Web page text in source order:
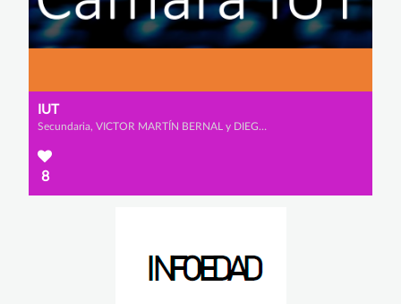
IUT
Secundaria, VICTOR MARTÍN BERNAL y DIEGO BLÁZQUEZ BANDEIRAS
8